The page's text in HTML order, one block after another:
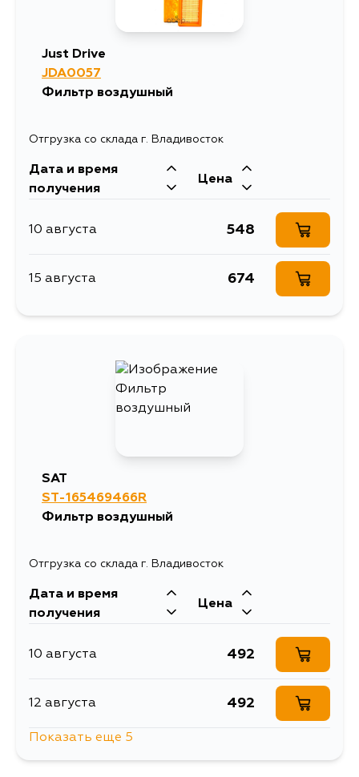
Just Drive
JDA0057
Фильтр воздушный
Отгрузка со склада г. Владивосток
Дата и время
получения
Цена
10 августа 548
15 августа 674
SAT
ST-165469466R
Фильтр воздушный
Отгрузка со склада г. Владивосток
Дата и время
получения
Цена
10 августа 492
12 августа 492
Показать еще 5